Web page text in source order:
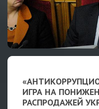
ИГРА НА
РАСПРОДАЖЕЙ